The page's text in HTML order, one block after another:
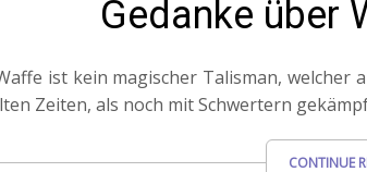
Gedanke über
ist kein magischer Talisman,
Zeiten, als noch mit Schwertern
CONTINUE